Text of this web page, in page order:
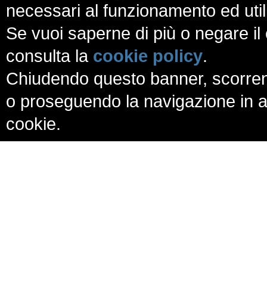
necessari al funzionamento ed
Se vuoi saperne di più o negare
consulta la cookie policy.
Chiudendo questo banner,
o proseguendo la navigazione in
cookie.